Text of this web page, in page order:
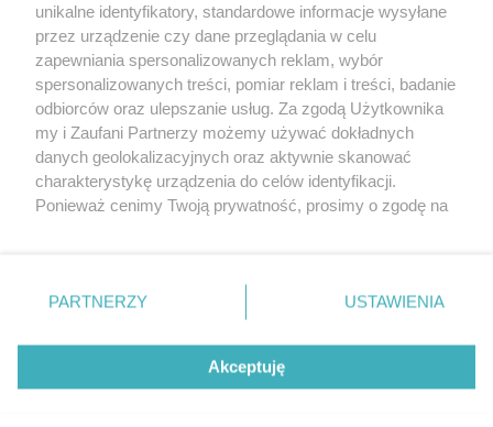
O FIRMIE POLITYKA PRYWATNOŚCI HOSTING
REKLAMA WSPÓŁPRACA RSS FACEBOOK KONTAKT
Nasze serwisy
Aktualności
Tcz24
Historia miasta
Muzyka i kultura
Archiwum wydarzeń
Zdjęcia miasta
unikalne identyfikatory, standardowe informacje wysyłane
przez urządzenie czy dane przeglądania w celu
zapewniania spersonalizowanych reklam, wybór
spersonalizowanych treści, pomiar reklam i treści, badanie
odbiorców oraz ulepszanie usług. Za zgodą Użytkownika
my i Zaufani Partnerzy możemy używać dokładnych
danych geolokalizacyjnych oraz aktywnie skanować
charakterystykę urządzenia do celów identyfikacji.
Ponieważ cenimy Twoją prywatność, prosimy o zgodę na
znajdujący się w lewym dolnym rogu strony
. Niektóre
przetwarzaniu. Preferencje będą miały zastosowania tylko
PARTNERZY USTAWIENIA
Akceptuję